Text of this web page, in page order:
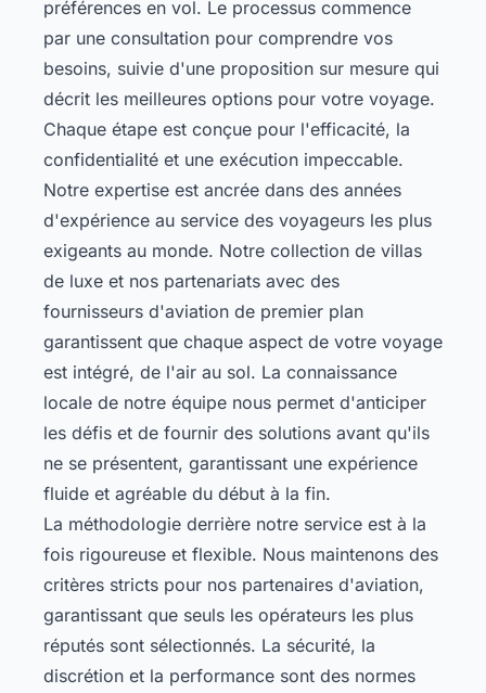
préférences en vol. Le processus commence
par une consultation pour comprendre vos
besoins, suivie d'une proposition sur mesure qui
décrit les meilleures options pour votre voyage.
Chaque étape est conçue pour l'efficacité, la
confidentialité et une exécution impeccable.
Notre expertise est ancrée dans des années
d'expérience au service des voyageurs les plus
exigeants au monde. Notre collection de villas
de luxe et nos partenariats avec des
fournisseurs d'aviation de premier plan
garantissent que chaque aspect de votre voyage
est intégré, de l'air au sol. La connaissance
locale de notre équipe nous permet d'anticiper
les défis et de fournir des solutions avant qu'ils
ne se présentent, garantissant une expérience
fluide et agréable du début à la fin.
La méthodologie derrière notre service est à la
fois rigoureuse et flexible. Nous maintenons des
critères stricts pour nos partenaires d'aviation,
garantissant que seuls les opérateurs les plus
réputés sont sélectionnés. La sécurité, la
discrétion et la performance sont des normes